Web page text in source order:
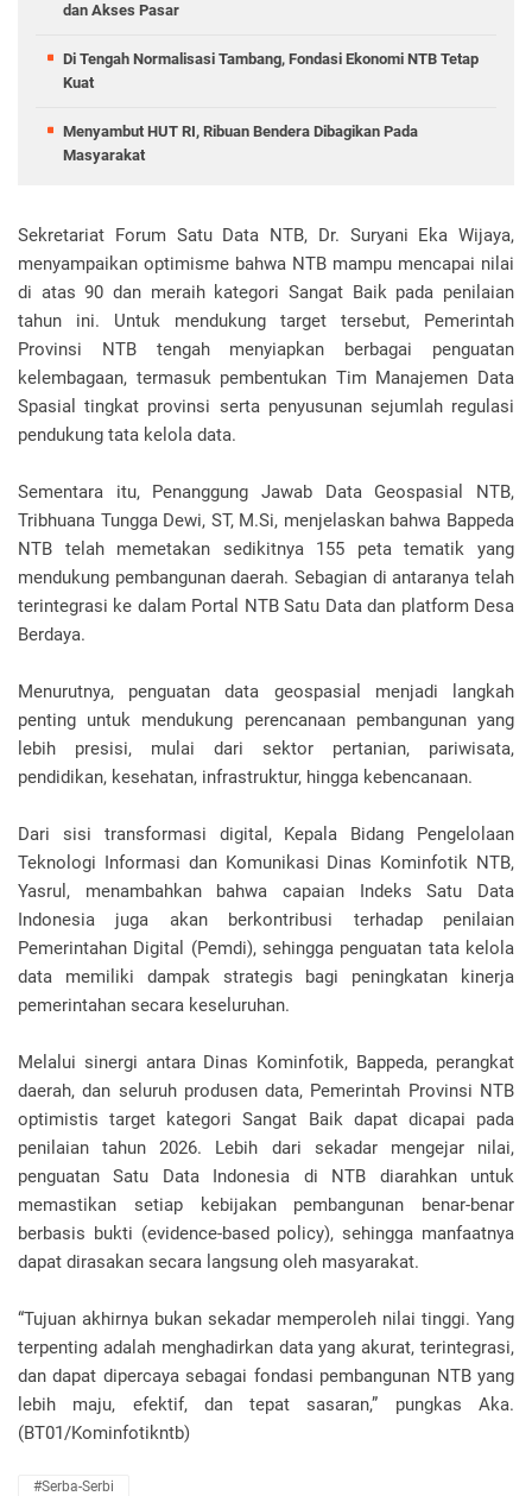
dan Akses Pasar
Di Tengah Normalisasi Tambang, Fondasi Ekonomi NTB Tetap
Kuat
Menyambut HUT RI, Ribuan Bendera Dibagikan Pada
Masyarakat
Sekretariat Forum Satu Data NTB, Dr. Suryani Eka Wijaya,
menyampaikan optimisme bahwa NTB mampu mencapai nilai
di atas 90 dan meraih kategori Sangat Baik pada penilaian
tahun ini. Untuk mendukung target tersebut, Pemerintah
Provinsi NTB tengah menyiapkan berbagai penguatan
kelembagaan, termasuk pembentukan Tim Manajemen Data
Spasial tingkat provinsi serta penyusunan sejumlah regulasi
pendukung tata kelola data.
Sementara itu, Penanggung Jawab Data Geospasial NTB,
Tribhuana Tungga Dewi, ST, M.Si, menjelaskan bahwa Bappeda
NTB telah memetakan sedikitnya 155 peta tematik yang
mendukung pembangunan daerah. Sebagian di antaranya telah
terintegrasi ke dalam Portal NTB Satu Data dan platform Desa
Berdaya.
Menurutnya, penguatan data geospasial menjadi langkah
penting untuk mendukung perencanaan pembangunan yang
lebih presisi, mulai dari sektor pertanian, pariwisata,
pendidikan, kesehatan, infrastruktur, hingga kebencanaan.
Dari sisi transformasi digital, Kepala Bidang Pengelolaan
Teknologi Informasi dan Komunikasi Dinas Kominfotik NTB,
Yasrul, menambahkan bahwa capaian Indeks Satu Data
Indonesia juga akan berkontribusi terhadap penilaian
Pemerintahan Digital (Pemdi), sehingga penguatan tata kelola
data memiliki dampak strategis bagi peningkatan kinerja
pemerintahan secara keseluruhan.
Melalui sinergi antara Dinas Kominfotik, Bappeda, perangkat
daerah, dan seluruh produsen data, Pemerintah Provinsi NTB
optimistis target kategori Sangat Baik dapat dicapai pada
penilaian tahun 2026. Lebih dari sekadar mengejar nilai,
penguatan Satu Data Indonesia di NTB diarahkan untuk
memastikan setiap kebijakan pembangunan benar-benar
berbasis bukti (evidence-based policy), sehingga manfaatnya
dapat dirasakan secara langsung oleh masyarakat.
“Tujuan akhirnya bukan sekadar memperoleh nilai tinggi. Yang
terpenting adalah menghadirkan data yang akurat, terintegrasi,
dan dapat dipercaya sebagai fondasi pembangunan NTB yang
lebih maju, efektif, dan tepat sasaran,” pungkas Aka.
(BT01/Kominfotikntb)
#Serba-Serbi